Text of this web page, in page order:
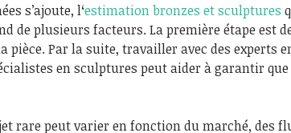
s’ajoute, l‘estimation bronzes et sculptures
de plusieurs facteurs. La première étape est
pièce. Par la suite, travailler avec des experts
en sculptures peut aider à garantir que
rare peut varier en fonction du marché, des